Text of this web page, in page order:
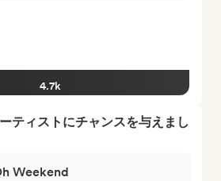
4.7k
ティストにチャンスを与えまし
Weekend